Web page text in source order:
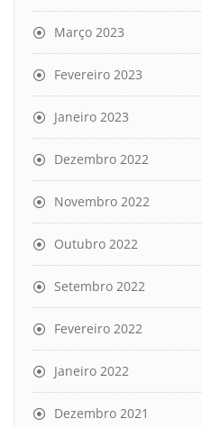
Março 2023
Fevereiro 2023
Janeiro 2023
Dezembro 2022
Novembro 2022
Outubro 2022
Setembro 2022
Fevereiro 2022
Janeiro 2022
Dezembro 2021